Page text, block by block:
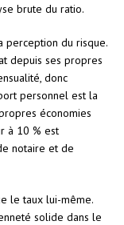
brute du ratio.
du risque.
depuis ses propres
donc
personnel est la
économies
à 10 % est
notaire et de
le taux lui-même.
solide dans le